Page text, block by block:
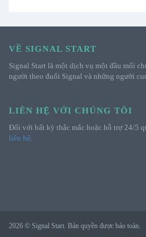
VỀ SIGNAL START
Signal Start là một dịch vụ một đầu mối
người theo đuổi Signal và những người
LIÊN HỆ VỚI CHÚNG TÔI
Đối với bất kỳ thắc mắc hoặc hỗ trợ 24/5
liên hệ.
2026 © Signal Start. Bản quyền được bảo toàn.